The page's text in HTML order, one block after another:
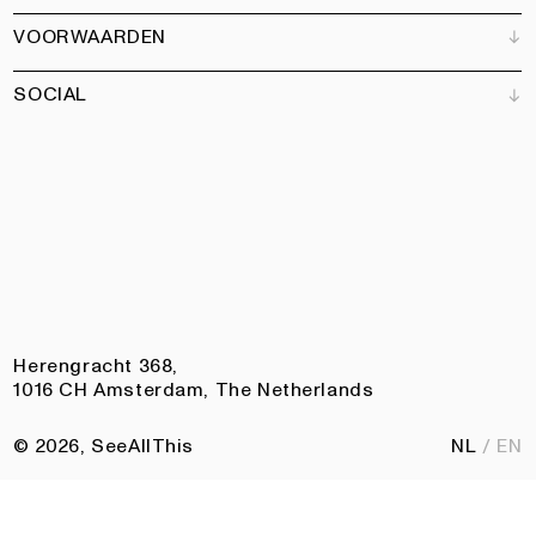
Partners
Kunstbrief
Magazine
Boeken
Tuin
Ons team
Vacatures
Contact
VOORWAARDEN
Algemene voorwaarden
SOCIAL
Herengracht 368,
1016 CH Amsterdam, The Netherlands
NL EN
© 2026, SeeAllThis